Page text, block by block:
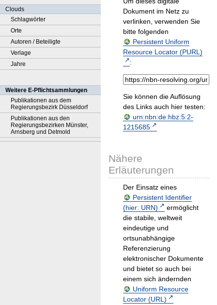
Clouds
Schlagwörter
Orte
Autoren / Beteiligte
Verlage
Jahre
Weitere E-Pflichtsammlungen
Publikationen aus dem
Regierungsbezirk Düsseldorf
Publikationen aus den
Regierungsbezirken Münster,
Arnsberg und Detmold
Dokument im Netz zu
verlinken, verwenden Sie
bitte folgenden
Persistent Uniform
Resource Locator (PURL)
:
Sie können die Auflösung
des Links auch hier testen:
urn:nbn:de:hbz:5:2-
1215685
Nähere
Erläuterungen
Der Einsatz eines
Persistent Identifier
(hier: URN)
ermöglicht
die stabile, weltweit
eindeutige und
ortsunabhängige
Referenzierung
elektronischer Dokumente
und bietet so auch bei
einem sich ändernden
Uniform Resource
Locator (URL)